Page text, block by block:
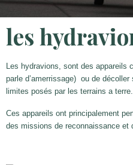
les
Les hydravions, sont des appareils
parle d’amerrissage) ou de décoller
limites posés par les terrains a terre.
Ces appareils ont principalement
des missions de reconnaissance et